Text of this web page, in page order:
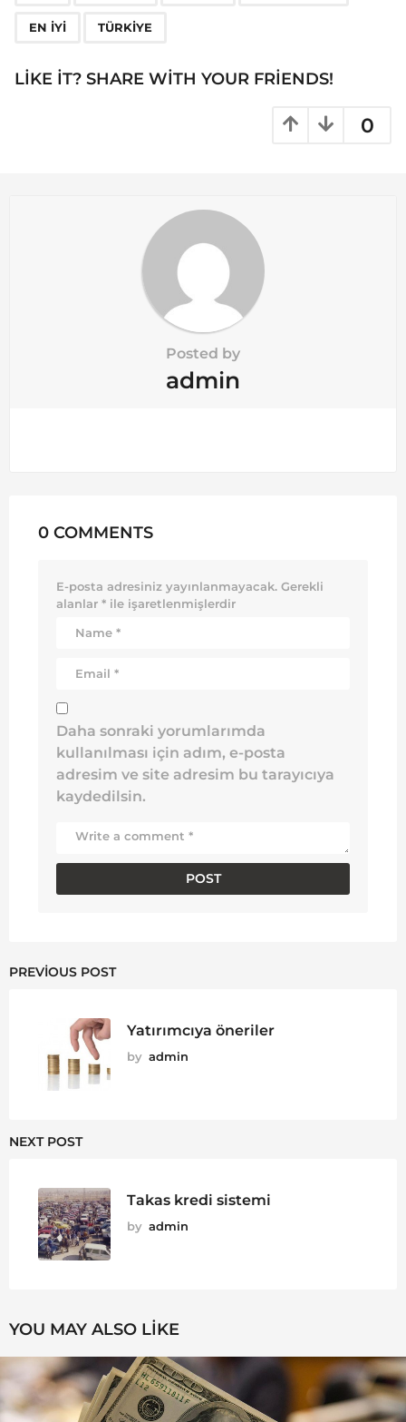
n
a
EN IYI TÜRKIYE
LIKE IT? SHARE WITH YOUR FRIENDS!
0
Posted by
admin
0 COMMENTS
E-posta adresiniz yayınlanmayacak. Gerekli
alanlar * ile işaretlenmişlerdir
Daha sonraki yorumlarımda
kullanılması için adım, e-posta
adresim ve site adresim bu tarayıcıya
kaydedilsin.
PREVIOUS POST
Yatırımcıya öneriler
by admin
NEXT POST
Takas kredi sistemi
by admin
YOU MAY ALSO LIKE